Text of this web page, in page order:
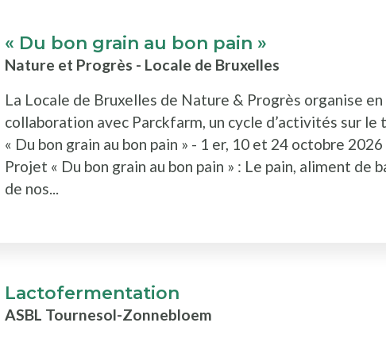
« Du bon grain au bon pain »
Nature et Progrès - Locale de Bruxelles
La Locale de Bruxelles de Nature & Progrès organise en
collaboration avec Parckfarm, un cycle d’activités sur le
« Du bon grain au bon pain » - 1 er, 10 et 24 octobre 2026
Projet « Du bon grain au bon pain » : Le pain, aliment de
de nos...
Lactofermentation
ASBL Tournesol-Zonnebloem